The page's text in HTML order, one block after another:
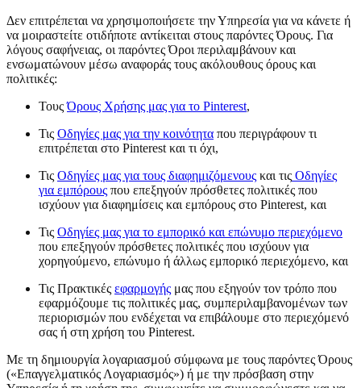
Δεν επιτρέπεται να χρησιμοποιήσετε την Υπηρεσία για να κάνετε ή
να μοιραστείτε οτιδήποτε αντίκειται στους παρόντες Όρους. Για
λόγους σαφήνειας, οι παρόντες Όροι περιλαμβάνουν και
ενσωματώνουν μέσω αναφοράς τους ακόλουθους όρους και
πολιτικές:
ΤουςΌρους Χρήσης μας για το Pinterest,
Τις Οδηγίες μας για την κοινότητα που περιγράφουν τι
επιτρέπεται στο Pinterest και τι όχι,
Τις Οδηγίες μας για τους διαφημιζόμενους και τις Οδηγίες
για εμπόρους που επεξηγούν πρόσθετες πολιτικές που
ισχύουν για διαφημίσεις και εμπόρους στο Pinterest, και
Τις Οδηγίες μας για το εμπορικό και επώνυμο περιεχόμενο
που επεξηγούν πρόσθετες πολιτικές που ισχύουν για
χορηγούμενο, επώνυμο ή άλλως εμπορικό περιεχόμενο, και
Τις Πρακτικές εφαρμογής μας που εξηγούν τον τρόπο που
εφαρμόζουμε τις πολιτικές μας, συμπεριλαμβανομένων των
περιορισμών που ενδέχεται να επιβάλουμε στο περιεχόμενό
σας ή στη χρήση του Pinterest.
Με τη δημιουργία λογαριασμού σύμφωνα με τους παρόντες Όρους
(«Επαγγελματικός Λογαριασμός») ή με την πρόσβαση στην